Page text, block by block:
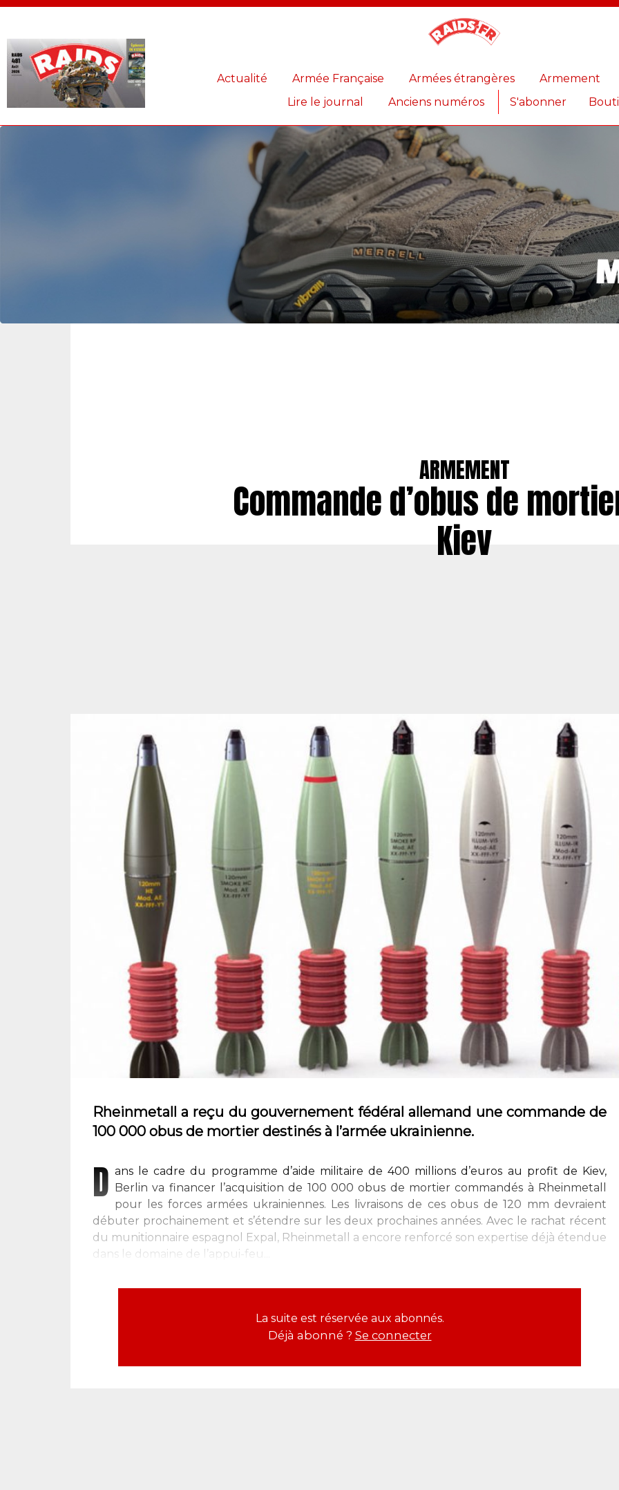
Actualité Armée Française Armées étrangères Armement
Lire le journal
Anciens numéros S'abonner
ARMEMENT
Commande d’obus de
Kiev
Rheinmetall a reçu du gouvernement fédéral allemand une commande de
100 000 obus de mortier destinés à l’armée ukrainienne.
D ans le cadre du programme d’aide militaire de 400 millions d’euros au profit de Kiev,
Berlin va financer l’acquisition de 100 000 obus de mortier commandés à Rheinmetall
pour les forces armées ukrainiennes. Les livraisons de ces obus de 120 mm devraient
débuter prochainement et s’étendre sur les deux prochaines années. Avec le rachat récent
du munitionnaire espagnol Expal, Rheinmetall a encore renforcé son expertise déjà étendue
dans le domaine de l’appui-feu...
La suite est réservée aux abonnés.
Déjà abonné ? Se connecter
Panneau de gestion des cookies